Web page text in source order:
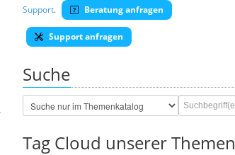
Support. Beratung anfragen
Support anfragen
Suche
Tag Cloud unserer Themen